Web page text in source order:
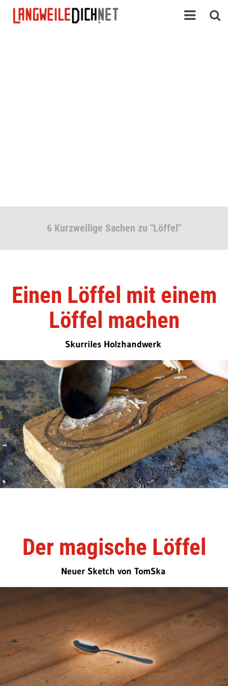
6 Kurzweilige Sachen zu "Löffel"
Einen Löffel mit einem
Löffel machen
Skurriles Holzhandwerk
Der magische Löffel
Neuer Sketch von TomSka